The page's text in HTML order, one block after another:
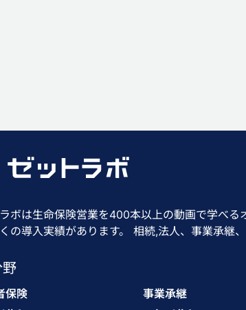
ボは生命保険営業を400本以上の動画で学べ
の導入実績があります。 相続,法人、事業承継
保険
事業承継